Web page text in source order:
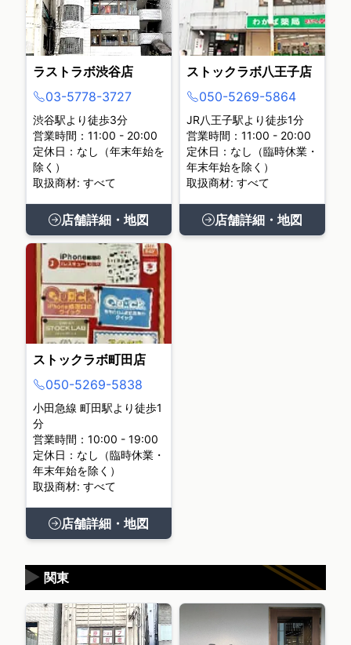
ラストラボ渋谷店
03-5778-3727
渋谷駅より徒歩3分
営業時間：11:00 - 20:00
定休日：なし（年末年始を
除く）
取扱商材: すべて
店舗詳細・地図
ストックラボ八王子店
050-5269-5864
JR八王子駅より徒歩1分
営業時間：11:00 - 20:00
定休日：なし（臨時休業・
年末年始を除く）
取扱商材: すべて
店舗詳細・地図
ストックラボ町田店
050-5269-5838
小田急線 町田駅より徒歩1
分
営業時間：10:00 - 19:00
定休日：なし（臨時休業・
年末年始を除く）
取扱商材: すべて
店舗詳細・地図
関東
▶